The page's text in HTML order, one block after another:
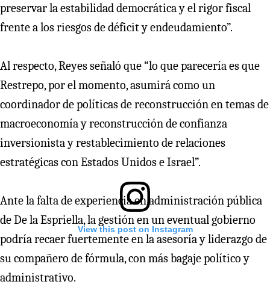
View this post on Instagram
preservar la estabilidad democrática y el rigor fiscal
frente a los riesgos de déficit y endeudamiento”.
Al respecto, Reyes señaló que “lo que parecería es que
Restrepo, por el momento, asumirá como un
coordinador de políticas de reconstrucción en temas de
macroeconomía y reconstrucción de confianza
inversionista y restablecimiento de relaciones
estratégicas con Estados Unidos e Israel”.
Ante la falta de experiencia en administración pública
de De la Espriella, la gestión en un eventual gobierno
podría recaer fuertemente en la asesoría y liderazgo de
su compañero de fórmula, con más bagaje político y
administrativo.